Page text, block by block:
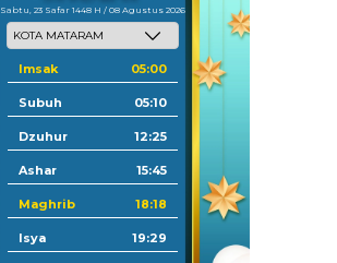
Sabtu, 23 Safar 1448 H / 08 Agustus 2026
Imsak 05:00
Subuh 05:10
Dzuhur 12:25
Ashar 15:45
Maghrib 18:18
Isya 19:29